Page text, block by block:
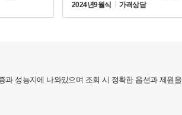
2024년 9월식
가격상담
과 성능지에 나와있으며 조회 시 정확한 옵션과 제원을